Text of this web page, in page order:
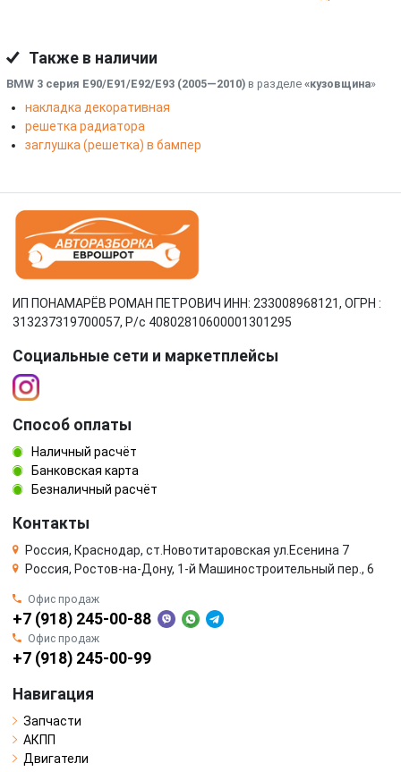
Также в наличии
BMW 3 серия E90/E91/E92/E93 (2005—2010) в разделе «кузовщина»
накладка декоративная
решетка радиатора
заглушка (решетка) в бампер
ИП ПОНАМАРЁВ РОМАН ПЕТРОВИЧ ИНН: 233008968121, ОГРН :
313237319700057, Р/c 40802810600001301295
Социальные сети и маркетплейсы
Способ оплаты
Наличный расчёт
Банковская карта
Безналичный расчёт
Контакты
Россия, Краснодар, ст.Новотитаровская ул.Есенина 7
Россия, Ростов-на-Дону, 1-й Машиностроительный пер., 6
Офис продаж
+7 (918) 245-00-88
Офис продаж
+7 (918) 245-00-99
Навигация
Запчасти
АКПП
Двигатели